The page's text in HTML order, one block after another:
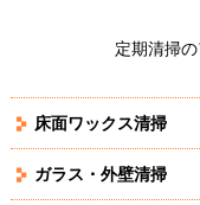
定期清掃
床面ワックス清掃
ガラス・外壁清掃